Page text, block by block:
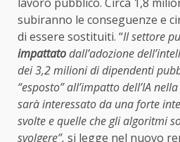
subiranno le conseguenze e
di essere sostituiti. “Il settore
impattatodall’adozione
dei 3,2 milioni di dipendenti
“esposto” all’impatto dell’IA
sarà interessato da una forte
svolte e quelle che gli algoritmi
svolgere”, si legge nel nuovo